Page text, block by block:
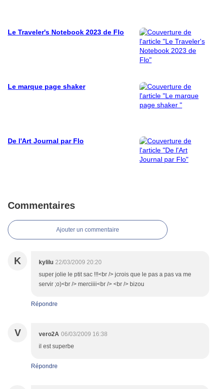
Le Traveler's Notebook 2023 de Flo
Le marque page shaker
De l'Art Journal par Flo
Commentaires
Ajouter un commentaire
K kylilu 22/03/2009 20:20
super jolie le ptit sac !!!<br /> jcrois que le pas a pas va me
servir ;o)<br /> merciiii<br /> <br /> bizou
Répondre
V vero2A 06/03/2009 16:38
il est superbe
Répondre